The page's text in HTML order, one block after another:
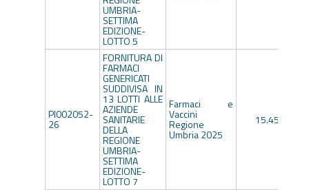
UMBRIA-
SETTIMA
EDIZIONE-
LOTTO 5
PI002052-
26
FORNITURA DI
FARMACI
GENERICATI
SUDDIVISA IN
13 LOTTI ALLE
AZIENDE
SANITARIE
DELLA
REGIONE
UMBRIA-
SETTIMA
EDIZIONE-
LOTTO 7
Farmaci e
Vaccini
Regione
Umbria 2025
15.456,00€